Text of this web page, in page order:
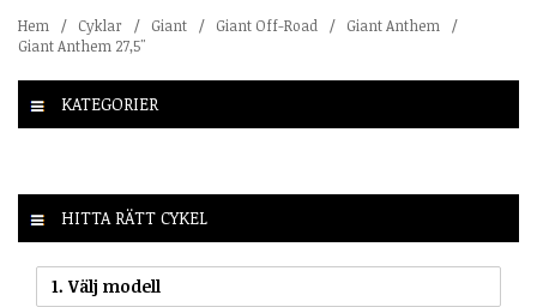
Hem / Cyklar / Giant / Giant Off-Road / Giant Anthem
/
Giant Anthem 27,5"
KATEGORIER
HITTA RÄTT CYKEL
1. Välj modell